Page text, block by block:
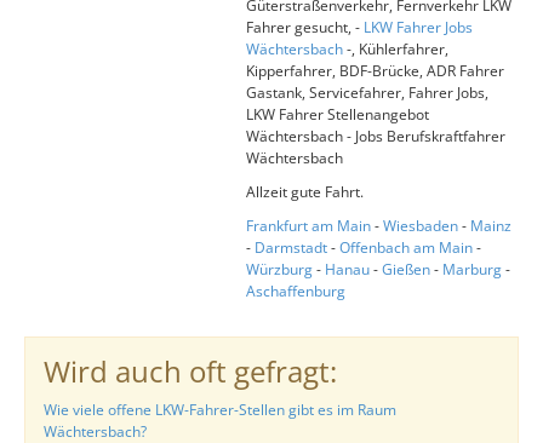
Güterstraßenverkehr, Fernverkehr LKW
Fahrer gesucht, - LKW Fahrer Jobs
Wächtersbach-, Kühlerfahrer,
Kipperfahrer, BDF-Brücke, ADR Fahrer
Gastank, Servicefahrer, Fahrer Jobs,
LKW Fahrer Stellenangebot
Wächtersbach - Jobs Berufskraftfahrer
Wächtersbach
Allzeit gute Fahrt.
Frankfurt am Main-Wiesbaden- Mainz
- Darmstadt-Offenbach am Main-
Würzburg- Hanau-Gießen- Marburg-
Aschaffenburg
Wird auch oft gefragt:
Wie viele offene LKW-Fahrer-Stellen gibt es im Raum
Wächtersbach?